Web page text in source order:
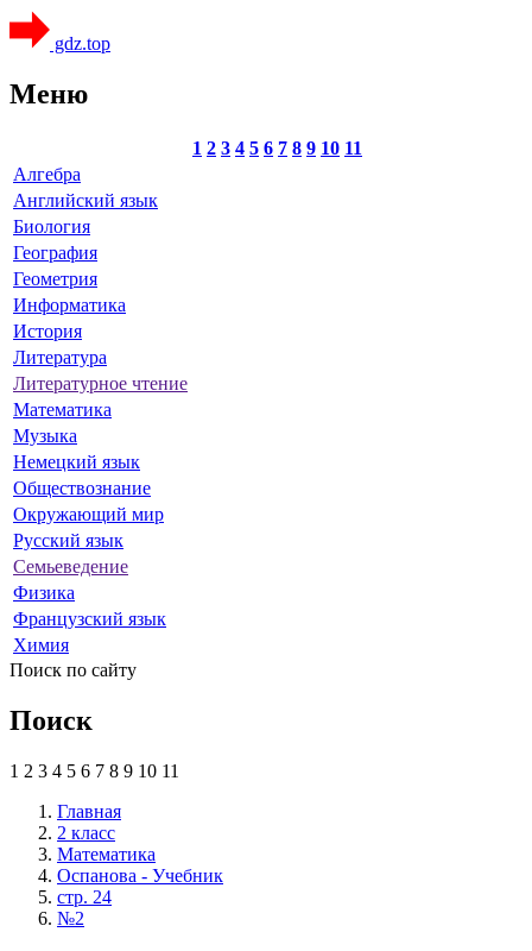
gdz.top
Меню
1 2 3 4 5 6 7 8 9 10 11
Алгебра
Английский язык
Биология
География
Геометрия
Информатика
История
Литература
Литературное чтение
Математика
Музыка
Немецкий язык
Обществознание
Окружающий мир
Русский язык
Семьеведение
Физика
Французский язык
Химия
Поиск по сайту
Поиск
1 2 3 4 5 6 7 8 9 10 11
Главная
2 класс
Математика
Оспанова - Учебник
стр. 24
№2